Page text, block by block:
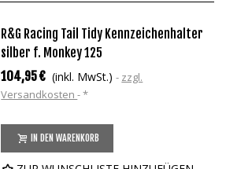
R&G Racing Tail Tidy Kennzeichenhalter
silber f. Monkey 125
104,95 € (inkl. MwSt.)
zzgl.
Versandkosten *
IN DEN WARENKORB